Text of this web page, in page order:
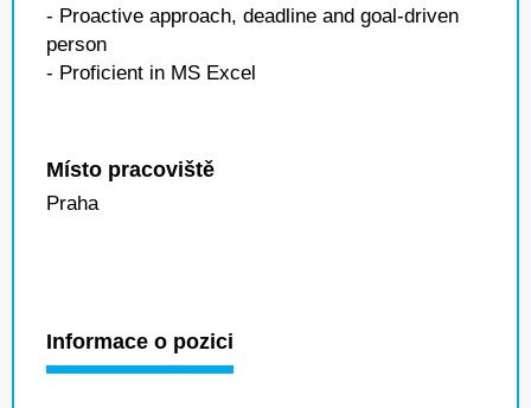
- Proactive approach, deadline and goal-driven
person
- Proficient in MS Excel
Místo pracoviště
Praha
Informace o pozici